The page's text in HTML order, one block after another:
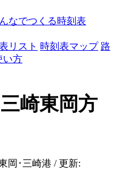
なでつくる時刻表
リスト 時刻表マップ 路
い方
崎東岡方
岡･三崎港 / 更新: